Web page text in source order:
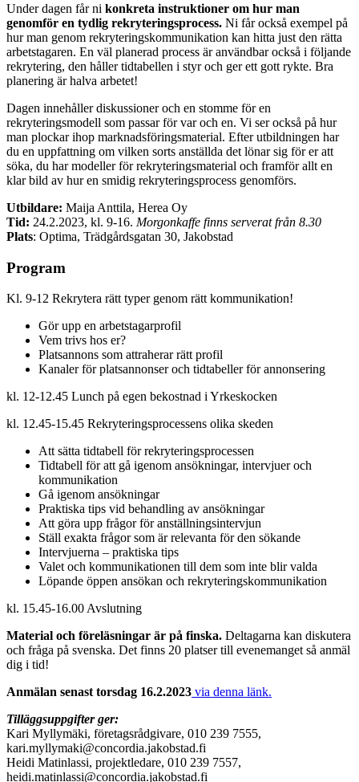
Under dagen får ni konkreta instruktioner om hur man
genomför en tydlig rekryteringsprocess. Ni får också exempel på
hur man genom rekryteringskommunikation kan hitta just den rätta
arbetstagaren. En väl planerad process är användbar också i följande
rekrytering, den håller tidtabellen i styr och ger ett gott rykte. Bra
planering är halva arbetet!
Dagen innehåller diskussioner och en stomme för en
rekryteringsmodell som passar för var och en. Vi ser också på hur
man plockar ihop marknadsföringsmaterial. Efter utbildningen har
du en uppfattning om vilken sorts anställda det lönar sig för er att
söka, du har modeller för rekryteringsmaterial och framför allt en
klar bild av hur en smidig rekryteringsprocess genomförs.
Utbildare: Maija Anttila, Herea Oy
Tid: 24.2.2023, kl. 9-16. Morgonkaffe finns serverat från 8.30
Plats: Optima, Trädgårdsgatan 30, Jakobstad
Program
Kl. 9-12 Rekrytera rätt typer genom rätt kommunikation!
Gör upp en arbetstagarprofil
Vem trivs hos er?
Platsannons som attraherar rätt profil
Kanaler för platsannonser och tidtabeller för annonsering
kl. 12-12.45 Lunch på egen bekostnad i Yrkeskocken
kl. 12.45-15.45 Rekryteringsprocessens olika skeden
Att sätta tidtabell för rekryteringsprocessen
Tidtabell för att gå igenom ansökningar, intervjuer och
kommunikation
Gå igenom ansökningar
Praktiska tips vid behandling av ansökningar
Att göra upp frågor för anställningsintervjun
Ställ exakta frågor som är relevanta för den sökande
Intervjuerna – praktiska tips
Valet och kommunikationen till dem som inte blir valda
Löpande öppen ansökan och rekryteringskommunikation
kl. 15.45-16.00 Avslutning
Material och föreläsningar är på finska. Deltagarna kan diskutera
och fråga på svenska. Det finns 20 platser till evenemanget så anmäl
dig i tid!
Anmälan senast torsdag 16.2.2023 via denna länk.
Tilläggsuppgifter ger:
Kari Myllymäki, företagsrådgivare, 010 239 7555,
kari.myllymaki@concordia.jakobstad.fi
Heidi Matinlassi, projektledare, 010 239 7557,
heidi.matinlassi@concordia.jakobstad.fi